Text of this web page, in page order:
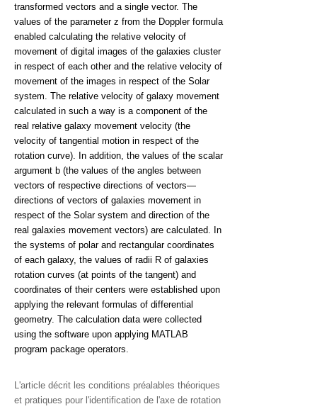
transformed vectors and a single vector. The
values of the parameter z from the Doppler formula
enabled calculating the relative velocity of
movement of digital images of the galaxies cluster
in respect of each other and the relative velocity of
movement of the images in respect of the Solar
system. The relative velocity of galaxy movement
calculated in such a way is a component of the
real relative galaxy movement velocity (the
velocity of tangential motion in respect of the
rotation curve). In addition, the values of the scalar
argument b (the values of the angles between
vectors of respective directions of vectors—
directions of vectors of galaxies movement in
respect of the Solar system and direction of the
real galaxies movement vectors) are calculated. In
the systems of polar and rectangular coordinates
of each galaxy, the values of radii R of galaxies
rotation curves (at points of the tangent) and
coordinates of their centers were established upon
applying the relevant formulas of differential
geometry. The calculation data were collected
using the software upon applying MATLAB
program package operators.
L'article décrit les conditions préalables théoriques
et pratiques pour l'identification de l'axe de rotation